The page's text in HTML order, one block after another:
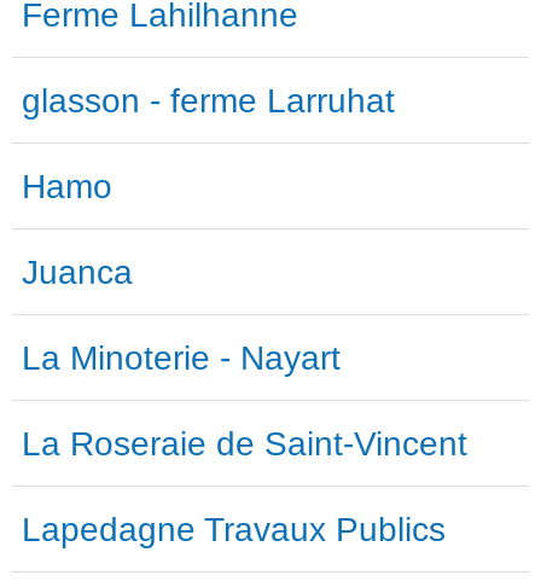
Ferme Lahilhanne
glasson - ferme Larruhat
Hamo
Juanca
La Minoterie - Nayart
La Roseraie de Saint-Vincent
Lapedagne Travaux Publics